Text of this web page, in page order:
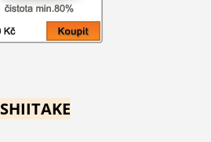
SHIITAKE